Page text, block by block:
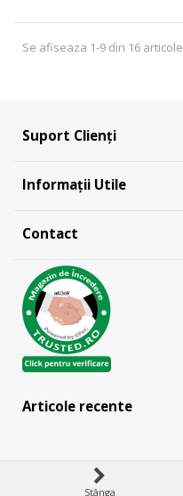
Se afiseaza 1-9 din 16 articole
Suport Clienți
Informații Utile
Contact
Articole recente
Stânga